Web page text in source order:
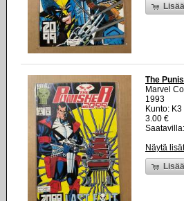
The
Marvel
1993
Kunto:
3.00 €
Näytä